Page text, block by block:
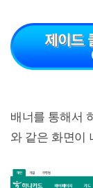
배너를 통해서
와 같은 화면이